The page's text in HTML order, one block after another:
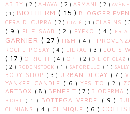
ABIBY ( 2 ) AHAVA ( 2 ) ARMANI ( 2 ) AVÈNE
( 1 ) BIOTHERM ( 15 ) BLOGGER
CERA DI CUPRA ( 2 ) CIATÈ ( 1 )CLARINS (
( 9 )
ELIE SAAB ( 2 ) EYEKO ( 4 ) FRIA
GARNIER ( 27 ) H&M ( 4 ) I
ROCHE-POSAY ( 4 ) LIERAC ( 3 ) LOUIS
( 17 ) O'RIGHT ( 4 ) OPI ( 2 )OIL OF OLAZ
( 2 ) RODENSTOCK ( 1 ) SAFORELLE ( 1 )
BODY SHOP ( 3 ) URBAN DECAY ( 7 )
YANKEE CANDLE ( 6 ) YES TO ( 2 )
ARTBOX ( 8 ) BENEFIT ( 7 ) BIODERMA (
BJOBJ ( 1 ) BOTTEGA VERDE ( 9 )
CLINIANS ( 4 ) CLINIQUE ( 6 )